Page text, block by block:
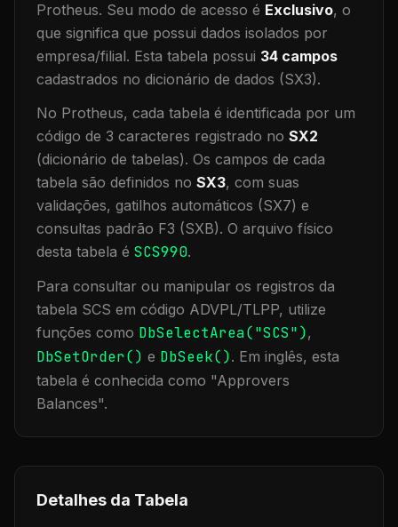
Protheus. Seu modo de acesso é Exclusivo, o
que significa que possui dados isolados por
empresa/filial. Esta tabela possui 34 campos
cadastrados no dicionário de dados (SX3).
No Protheus, cada tabela é identificada por um
código de 3 caracteres registrado no SX2
(dicionário de tabelas). Os campos de cada
tabela são definidos no SX3, com suas
validações, gatilhos automáticos (SX7) e
consultas padrão F3 (SXB). O arquivo físico
desta tabela é SCS990.
Para consultar ou manipular os registros da
tabela SCS em código ADVPL/TLPP, utilize
funções como DbSelectArea("SCS"),
DbSetOrder() e DbSeek(). Em inglês, esta
tabela é conhecida como "Approvers
Balances".
Detalhes da Tabela